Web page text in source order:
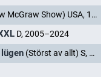
Show) USA, 1959–1961
D, 2005–2024
(Störst av allt) S, 2019